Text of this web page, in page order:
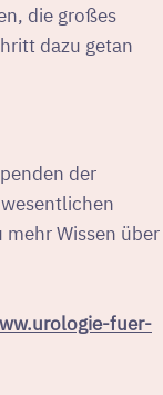
die großes
dazu getan
der
Wissen über
fuer-